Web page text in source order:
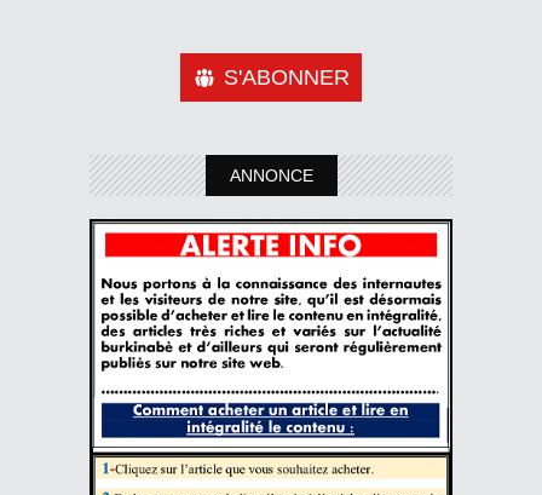
S'ABONNER
ANNONCE